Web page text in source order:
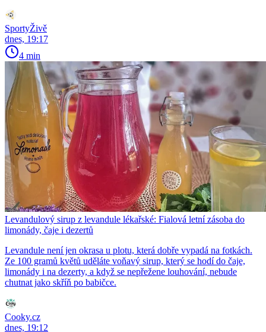
SportyŽivě
dnes, 19:17
4 min
Levandulový sirup z levandule lékařské: Fialová letní zásoba do
limonády, čaje i dezertů
Levandule není jen okrasa u plotu, která dobře vypadá na fotkách.
Ze 100 gramů květů uděláte voňavý sirup, který se hodí do čaje,
limonády i na dezerty, a když se nepřežene louhování, nebude
chutnat jako skříň po babičce.
Cooky.cz
dnes, 19:12